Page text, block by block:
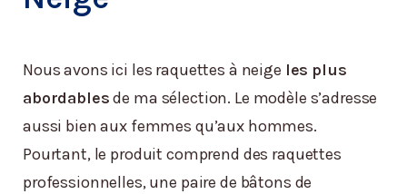
Nous avons ici les raquettes à neige les plus
abordablesde ma sélection. Le modèle s’adresse
aussi bien aux femmes qu’aux hommes.
Pourtant, le produit comprend des raquettes
professionnelles, une paire de bâtons de